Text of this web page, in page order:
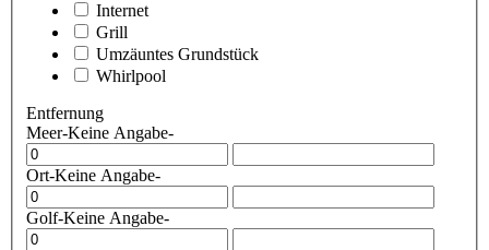
Internet
Grill
Umzäuntes Grundstück
Whirlpool
Entfernung
Meer-Keine Angabe-
Ort-Keine Angabe-
Golf-Keine Angabe-